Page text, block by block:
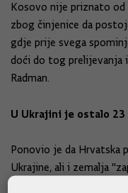
Kosovo nije priznato od
zbog činjenice da
gdje prije svega
doći do tog prelijevanja
Radman.
U Ukrajini je ostalo 23
Ponovio je da Hrvatska
Ukrajine, ali i zemalja